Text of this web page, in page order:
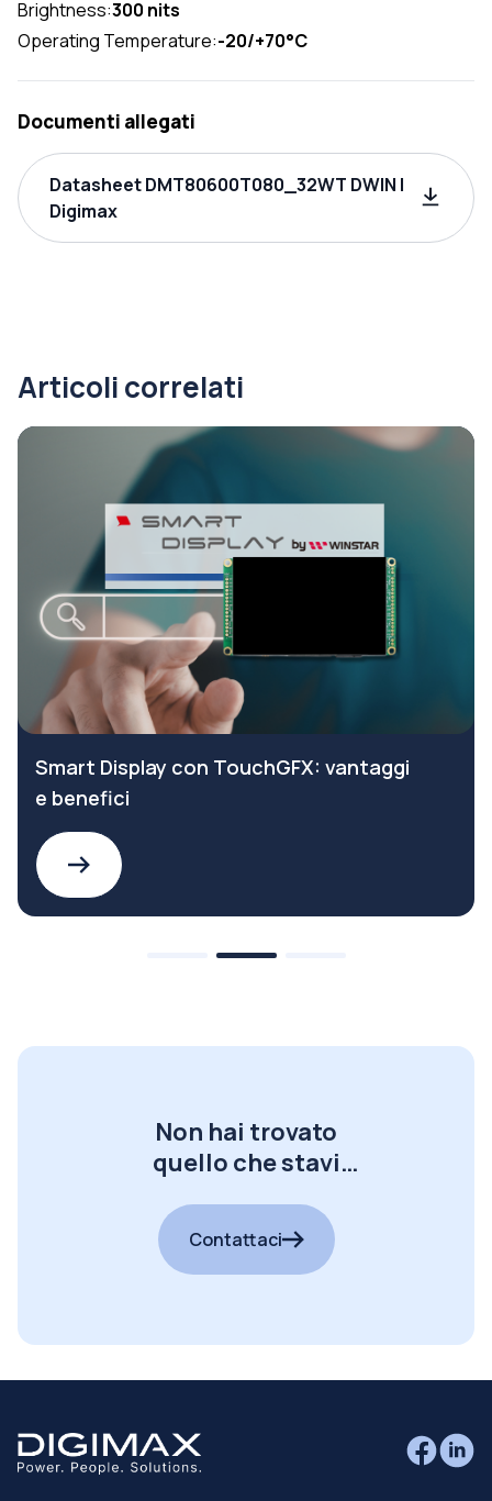
Brightness:300 nits
Operating Temperature:-20/+70°C
Documenti allegati
Datasheet DMT80600T080_32WT DWIN |
Digimax
Articoli correlati
Smart Display con TouchGFX: vantaggi
e benefici
Non hai trovato
quello che stavi
Contattaci